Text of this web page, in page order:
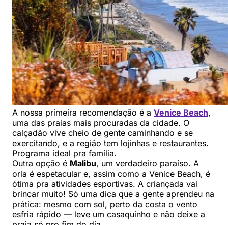
A nossa primeira recomendação é a Venice Beach,
uma das praias mais procuradas da cidade. O
calçadão vive cheio de gente caminhando e se
exercitando, e a região tem lojinhas e restaurantes.
Programa ideal pra família.
Outra opção é Malibu, um verdadeiro paraíso. A
orla é espetacular e, assim como a Venice Beach, é
ótima pra atividades esportivas. A criançada vai
brincar muito! Só uma dica que a gente aprendeu na
prática: mesmo com sol, perto da costa o vento
esfria rápido — leve um casaquinho e não deixe a